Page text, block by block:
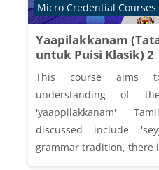
Yaapilakkanam
untuk Puisi Klasik) 2
Course category
Micro Credential Courses
This course aims
understanding of
'yaappilakkanam'
discussed include
grammar tradition, there